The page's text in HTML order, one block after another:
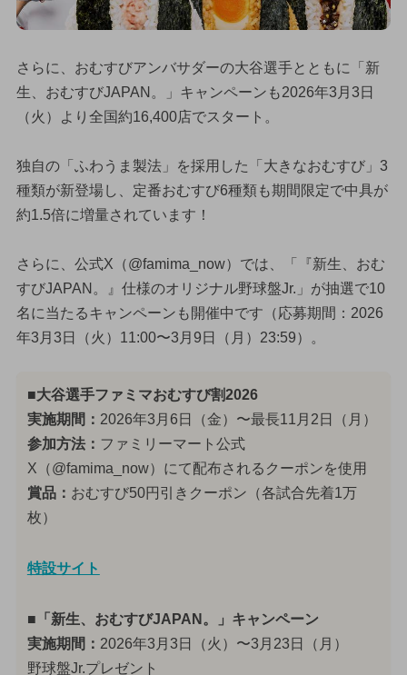
さらに、おむすびアンバサダーの大谷選手とともに「新
生、おむすびJAPAN。」キャンペーンも2026年3月3日
（火）より全国約16,400店でスタート。
独自の「ふわうま製法」を採用した「大きなおむすび」3
種類が新登場し、定番おむすび6種類も期間限定で中具が
約1.5倍に増量されています！
さらに、公式X（@famima_now）では、「『新生、おむ
すびJAPAN。』仕様のオリジナル野球盤Jr.」が抽選で10
名に当たるキャンペーンも開催中です（応募期間：2026
年3月3日（火）11:00〜3月9日（月）23:59）。
■大谷選手ファミマおむすび割2026
実施期間： 2026年3月6日（金）〜最長11月2日（月）
参加方法： ファミリーマート公式
X（@famima_now）にて配布されるクーポンを使用
賞品： おむすび50円引きクーポン（各試合先着1万
枚）
特設サイト
■「新生、おむすびJAPAN。」キャンペーン
実施期間： 2026年3月3日（火）〜3月23日（月）
野球盤Jr.プレゼント